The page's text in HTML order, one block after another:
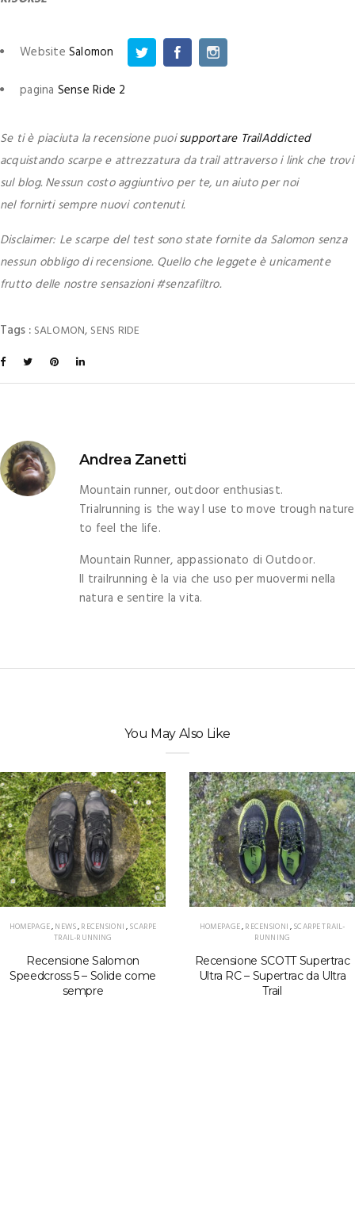
WebsiteSalomon
pagina Sense Ride 2
Se ti è piaciuta la recensione puoisupportare TrailAddicted
acquistando scarpe e attrezzatura da trail attraverso i link che trovi
sul blog. Nessun costo aggiuntivo per te, un aiuto per noi
nel fornirti sempre nuovi contenuti.
Disclaimer: Le scarpe del test sono state fornite da Salomon senza
nessun obbligo di recensione. Quello che leggete è unicamente
frutto delle nostre sensazioni #senzafiltro.
Tags : SALOMON, SENS RIDE
Andrea Zanetti
Mountain runner, outdoor enthusiast.
Trialrunning is the way I use to move trough nature
to feel the life.
Mountain Runner, appassionato di Outdoor.
Il trailrunning è la via che uso per muovermi nella
natura e sentire la vita.
You May Also Like
HOMEPAGE,NEWS,RECENSIONI,SCARPE
TRAIL-RUNNING
Recensione Salomon
Speedcross 5 – Solide come
sempre
HOMEPAGE,RECENSIONI,SCARPE TRAIL-
RUNNING
Recensione SCOTT Supertrac
Ultra RC – Supertrac da Ultra
Trail